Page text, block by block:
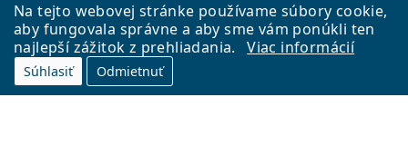
Na tejto webovej stránke používame súbory cookie,
aby fungovala správne a aby sme vám ponúkli ten
najlepší zážitok z prehliadania.
Viac informácií
Súhlasiť Odmietnuť
Späť na Úvodnu stránku
Lentiamo.sk vlastní a prevádzkuje spoločnosť Lentiamo s.r.o., Česká